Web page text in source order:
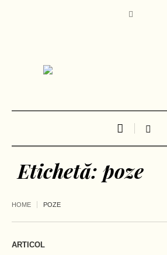
Etichetă: poze
HOME POZE
ARTICOL